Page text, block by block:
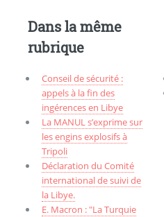
Dans la même
rubrique
Conseil de sécurité :
appels à la fin des
ingérences en Libye
La MANUL s’exprime sur
les engins explosifs à
Tripoli
Déclaration du Comité
international de suivi de
la Libye.
E. Macron : "La Turquie